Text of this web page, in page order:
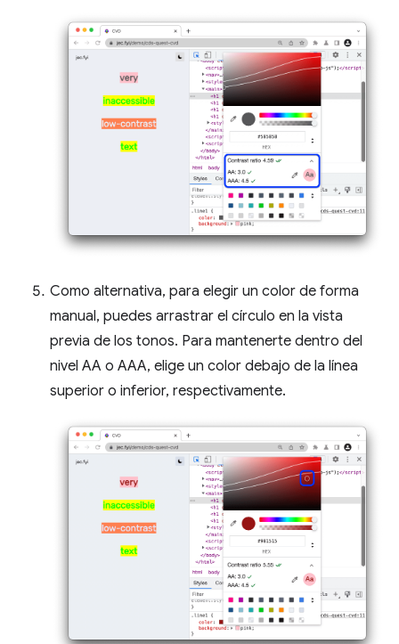
Como alternativa, para elegir un color de forma
manual, puedes arrastrar el círculo en la vista
previa de los tonos. Para mantenerte dentro del
nivel AA o AAA, elige un color debajo de la línea
superior o inferior, respectivamente.